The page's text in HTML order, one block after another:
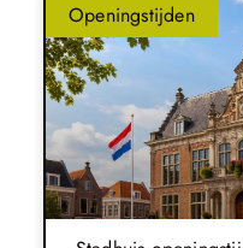
Openingstijden